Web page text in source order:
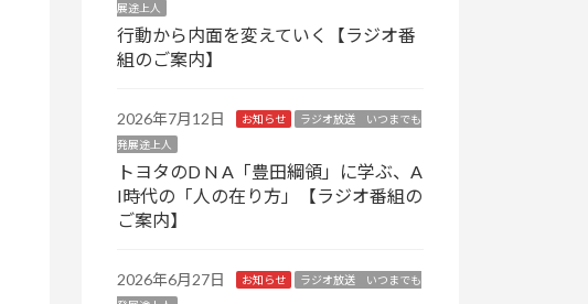
展途上人
行動から内面を変えていく【ラジオ番
組のご案内】
2026年7月12日 お知らせ
ラジオ放送 いつまでも
発展途上人
トヨタのD N A「豊田綱領」に学ぶ、A
I時代の「人の在り方」【ラジオ番組の
ご案内】
2026年6月27日 お知らせ
ラジオ放送 いつまでも